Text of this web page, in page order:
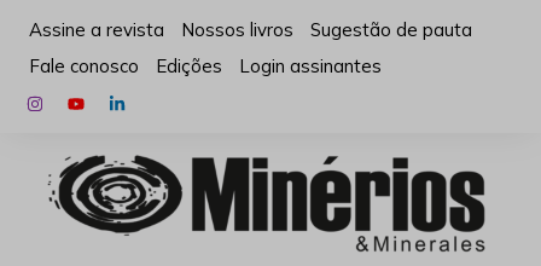
para
conteúdo
Assine a revista Nossos livros
Sugestão de pauta
Fale conosco
Edições Login assinantes